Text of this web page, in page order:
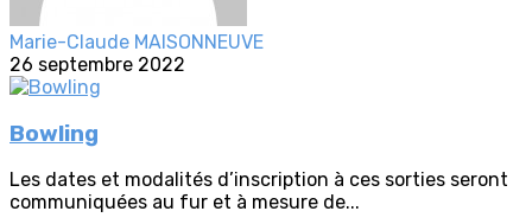
Marie-Claude MAISONNEUVE
26 septembre 2022
Bowling
Les dates et modalités d’inscription à ces sorties seront
communiquées au fur et à mesure de...